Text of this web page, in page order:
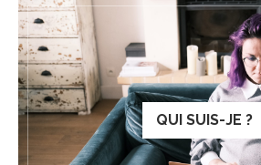
QUI SUIS-JE ?